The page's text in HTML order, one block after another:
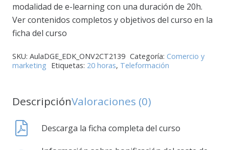
modalidad de e-learning con una duración de 20h.
Ver contenidos completos y objetivos del curso en la
ficha del curso
SKU: AulaDGE_EDK_ONV2CT2139 Categoría: Comercio y
marketing Etiquetas: 20 horas, Teleformación
DescripciónValoraciones (0)
Descarga la ficha completa del curso